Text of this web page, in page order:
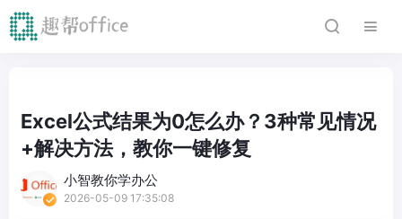
Excel公式结果为0怎么办？3种常见情况
+解决方法，教你一键修复
小智教你学办公
2026-05-09 17:35:08